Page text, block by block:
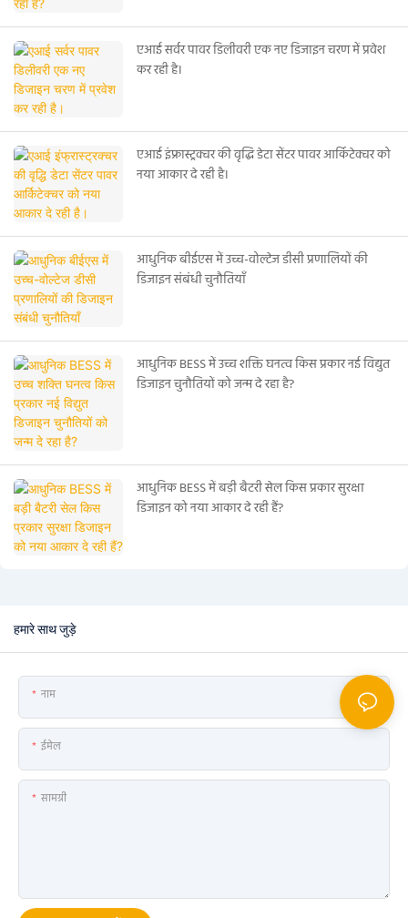
एआई सर्वर पावर डिलीवरी एक नए डिजाइन चरण में प्रवेश
कर रही है।
एआई इंफ्रास्ट्रक्चर की वृद्धि डेटा सेंटर पावर आर्किटेक्चर को
नया आकार दे रही है।
आधुनिक बीईएस में उच्च-वोल्टेज डीसी प्रणालियों की
डिजाइन संबंधी चुनौतियाँ
आधुनिक BESS में उच्च शक्ति घनत्व किस प्रकार नई विद्युत
डिजाइन चुनौतियों को जन्म दे रहा है?
आधुनिक BESS में बड़ी बैटरी सेल किस प्रकार सुरक्षा
डिजाइन को नया आकार दे रही हैं?
हमारे साथ जुड़े
नाम
ईमेल
सामग्री